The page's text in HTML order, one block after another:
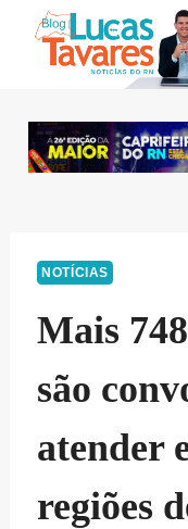
NOTÍCIAS
Mais
são
atender
regiões